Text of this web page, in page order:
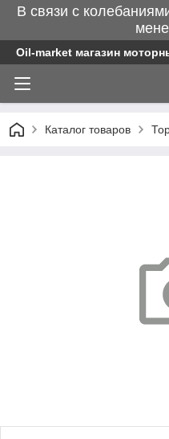
В связи с
Oil-market магазин
Каталог товаров